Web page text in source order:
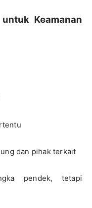
Keamanan
dan pihak terkait
pendek, tetapi